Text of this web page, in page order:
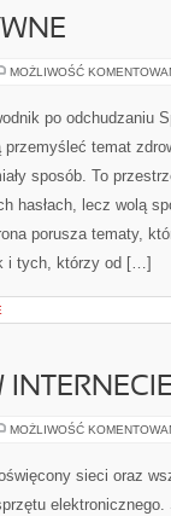
MOŻLIWOŚĆ
po odchudzaniu
temat
sposób. To
hasłach, lecz wolą
porusza tematy,
i tych, którzy od […]
MOŻLIWOŚĆ
sieci oraz